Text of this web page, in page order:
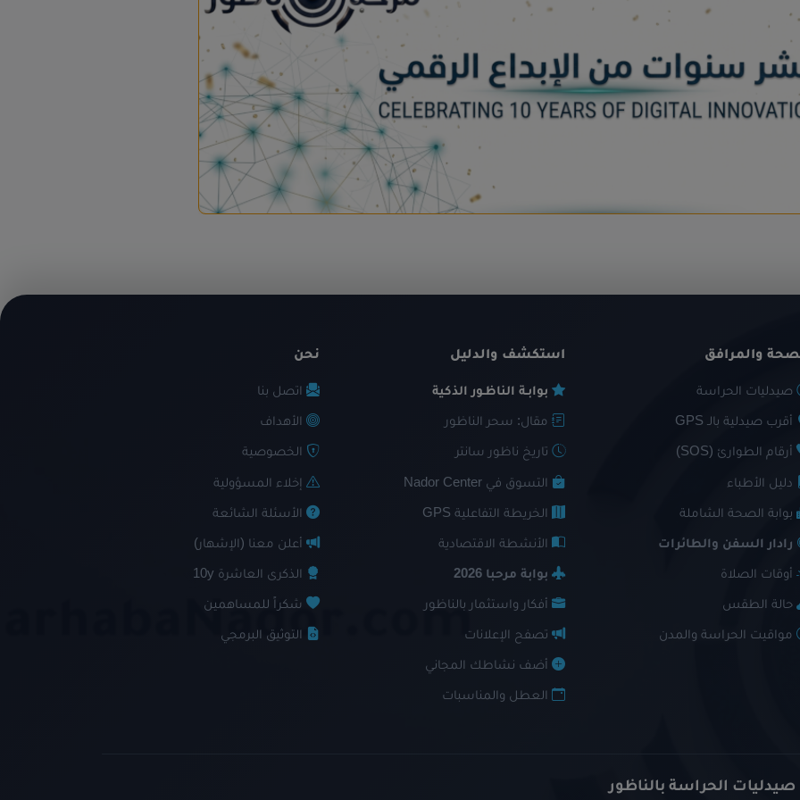
والمرافق
صيدليات الحراسة
أقرب صيدلية بالـ GPS
أرقام الطوارئ (SOS)
دليل الأطباء
بوابة الصحة الشاملة
رادار السفن والطائرات
أوقات الصلاة
حالة الطقس
مواقيت الحراسة والمدن
استكشف والدليل
بوابـة الناظـور الذكية
مقال: سحر الناظور
تاريخ ناظور سانتر
التسوق في Nador Center
الخريطة التفاعلية GPS
الأنشطة الاقتصادية
بوابة مرحبا 2026
أفكار واستثمار بالناظور
تصفح الإعلانات
أضف نشاطك المجاني
العطل والمناسبات
نحن
اتصل بنا
الأهداف
الخصوصية
إخلاء المسؤولية
الأسئلة الشائعة
أعلن معنا (الإشهار)
الذكرى العاشرة 10y
شكراً للمساهمين
التوثيق البرمجي
صيدليات الحراسة بالناظور